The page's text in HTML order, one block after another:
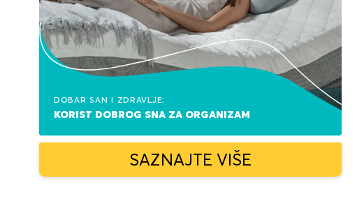
Dobar san i zdravlje:
korist dobrog sna za organizam
SAZNAJTE VIŠE